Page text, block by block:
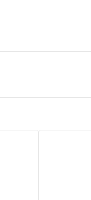
nachts. In tegenstelling
van ademende